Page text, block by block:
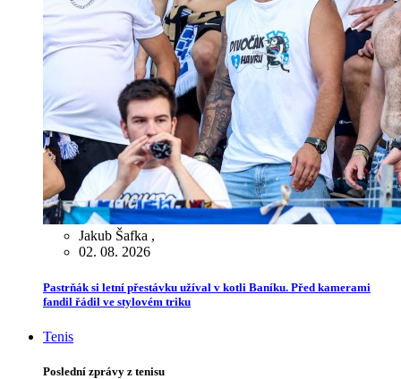
Jakub Šafka ,
02. 08. 2026
Pastrňák si letní přestávku užíval v kotli Baníku. Před kamerami
fandil řádil ve stylovém triku
Tenis
Poslední zprávy z tenisu